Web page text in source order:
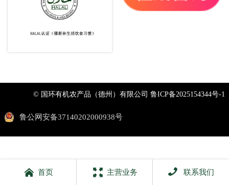
© 国环有机农产品（德州）有限公司 鲁ICP备2025154344号-1
鲁公网安备37140202000938号
 首页  主营业务  联系我们